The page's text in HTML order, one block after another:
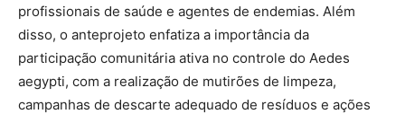
profissionais de saúde e agentes de endemias. Além
disso, o anteprojeto enfatiza a importância da
participação comunitária ativa no controle do Aedes
aegypti, com a realização de mutirões de limpeza,
campanhas de descarte adequado de resíduos e ações